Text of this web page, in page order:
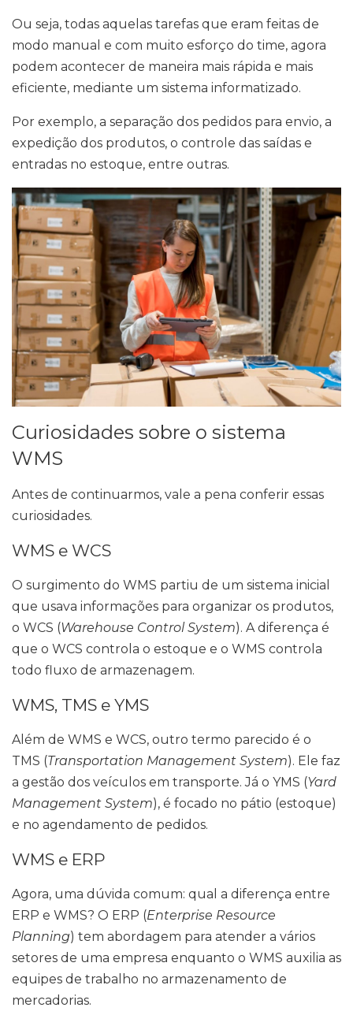
Ou seja, todas aquelas tarefas que eram feitas de
modo manual e com muito esforço do time, agora
podem acontecer de maneira mais rápida e mais
eficiente, mediante um sistema informatizado.
Por exemplo, a separação dos pedidos para envio, a
expedição dos produtos, o controle das saídas e
entradas no estoque, entre outras.
Curiosidades sobre o sistema
WMS
Antes de continuarmos, vale a pena conferir essas
curiosidades.
WMS e WCS
O surgimento do WMS partiu de um sistema inicial
que usava informações para organizar os produtos,
o WCS (Warehouse Control System). A diferença é
que o WCS controla o estoque e o WMS controla
todo fluxo de armazenagem.
WMS, TMS e YMS
Além de WMS e WCS, outro termo parecido é o
TMS (Transportation Management System). Ele faz
a gestão dos veículos em transporte. Já o YMS (Yard
Management System), é focado no pátio (estoque)
e no agendamento de pedidos.
WMS e ERP
Agora, uma dúvida comum: qual a diferença entre
ERP e WMS? O ERP (Enterprise Resource
Planning) tem abordagem para atender a vários
setores de uma empresa enquanto o WMS auxilia as
equipes de trabalho no armazenamento de
mercadorias.